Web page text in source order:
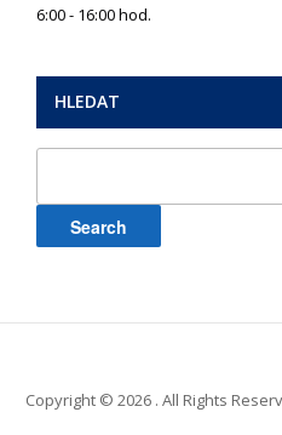
6:00 - 16:00 hod.
HLEDAT
Copyright © 2026 . All Rights